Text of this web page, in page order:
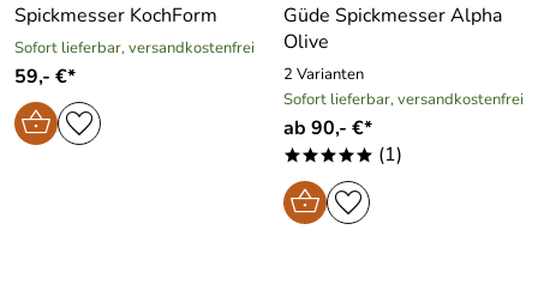
Spickmesser KochForm
Sofort lieferbar, versandkostenfrei
59,- €*
Güde Spickmesser Alpha
Olive
2 Varianten
Sofort lieferbar, versandkostenfrei
ab 90,- €*
***** (1)